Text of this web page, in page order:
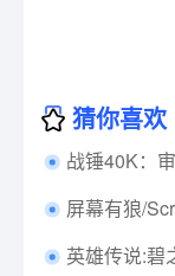
猜你喜欢